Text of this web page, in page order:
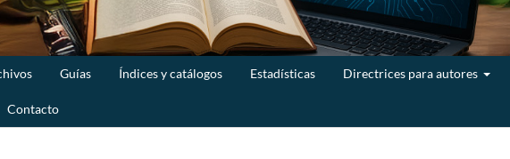
Guías Índices y catálogos Estadísticas Directrices para autores
Contacto